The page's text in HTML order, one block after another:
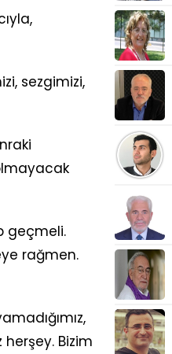
sezgimizi,
geçmeli.
rağmen.
Bizim